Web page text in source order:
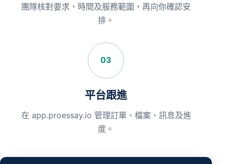
團隊核對要求、時間及服務範圍，再向你確認安
排。
03
平台跟進
在 app.proessay.io 管理訂單、檔案、訊息及進
度。